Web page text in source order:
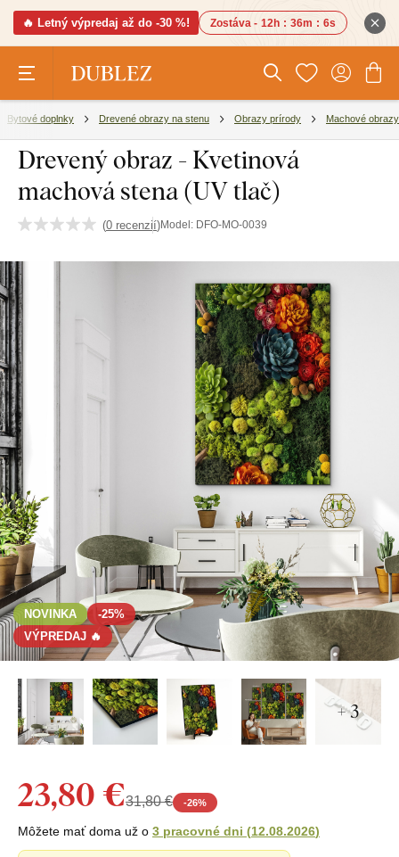
🔥 Letný výpredaj až do -30 %! Zostáva - 12h : 36m : 5s
Bytové doplnky Drevené obrazy na stenu Obrazy prírody Machové obrazy
Drevený obraz - Kvetinová
machová stena (UV tlač)
(0 recenzií)Model: DFO-MO-0039
NOVINKA
-25%
VÝPREDAJ 🔥
+ 3
23,80 €31,80 € -26%
Môžete mať doma už o 3 pracovné dni (12.08.2026)